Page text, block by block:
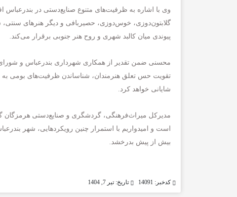
وی با اشاره به ظرفیت‌های متنوع صنایع‌دستی در بندرعباس
گلابتون‌دوزی، خوس‌دوزی، حصیربافی و دیگر هنرهای سنتی،
پیوندی میان کالبد شهری و روح هنر جنوبی برقرار می‌کند.
محسنی ضمن تقدیر از همکاری شهرداری بندرعباس و
تقویت حس تعلق هنرمندان، شناساندن ظرفیت‌های بومی
شایانی خواهد کرد.
مدیرکل میراث‌فرهنگی، گردشگری و صنایع‌دستی هرمزگان
است و امیدواریم با استمرار چنین رویکردهایی، شهر
بیش از پیش بدرخشد.
کدخبر: 14091 تاریخ: تیر 7, 1404